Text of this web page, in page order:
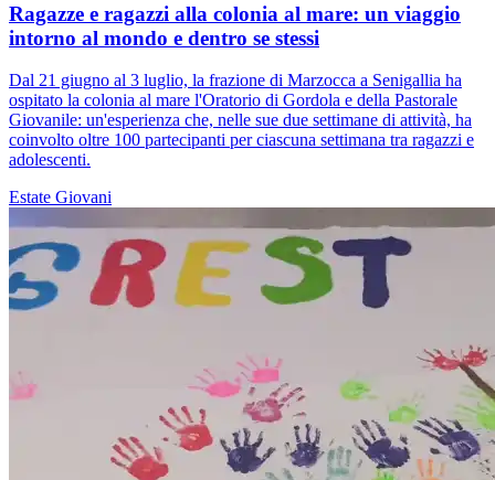
Ragazze e ragazzi alla colonia al mare: un viaggio
intorno al mondo e dentro se stessi
Dal 21 giugno al 3 luglio, la frazione di Marzocca a Senigallia ha
ospitato la colonia al mare l'Oratorio di Gordola e della Pastorale
Giovanile: un'esperienza che, nelle sue due settimane di attività, ha
coinvolto oltre 100 partecipanti per ciascuna settimana tra ragazzi e
adolescenti.
Estate Giovani